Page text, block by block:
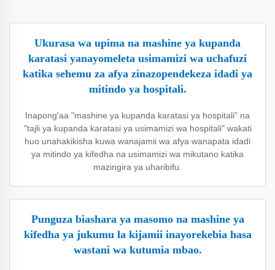
Ukurasa wa upima na mashine ya kupanda
karatasi yanayomeleta usimamizi wa uchafuzi
katika sehemu za afya zinazopendekeza idadi ya
mitindo ya hospitali.
Inapong'aa "mashine ya kupanda karatasi ya hospitali" na
"tajli ya kupanda karatasi ya usimamizi wa hospitali" wakati
huo unahakikisha kuwa wanajamii wa afya wanapata idadi
ya mitindo ya kifedha na usimamizi wa mikutano katika
mazingira ya uharibifu.
Punguza biashara ya masomo na mashine ya
kifedha ya jukumu la kijamii inayorekebia hasa
wastani wa kutumia mbao.